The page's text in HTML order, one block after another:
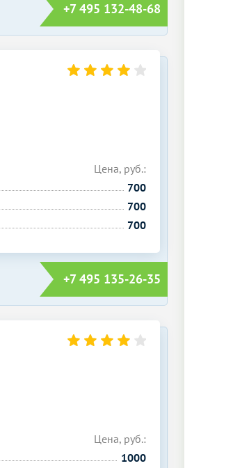
+7 495 132-48-68
Цена, руб.:
700
700
700
+7 495 135-26-35
Цена, руб.:
1000